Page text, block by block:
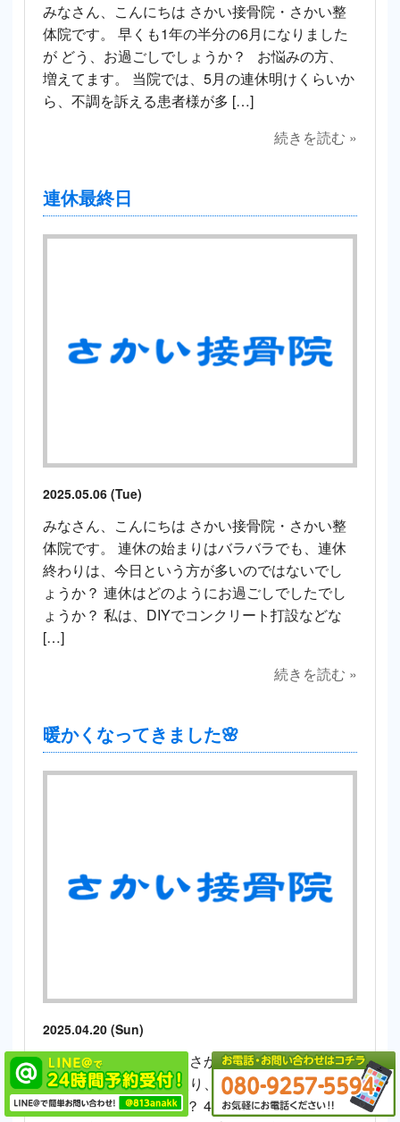
みなさん、こんにちは さかい接骨院・さかい整
体院です。 早くも1年の半分の6月になりました
が どう、お過ごしでしょうか？ お悩みの方、
増えてます。 当院では、5月の連休明けくらいか
ら、不調を訴える患者様が多 […]
続きを読む »
連休最終日
2025.05.06 (Tue)
みなさん、こんにちは さかい接骨院・さかい整
体院です。 連休の始まりはバラバラでも、連休
終わりは、今日という方が多いのではないでし
ょうか？ 連休はどのようにお過ごしでしたでし
ょうか？ 私は、DIYでコンクリート打設などな
[…]
続きを読む »
暖かくなってきました🌸
2025.04.20 (Sun)
みなさん、こんにちは さかい接骨院・さかい整
体院です。 新年度に入り、みなさんはどのよう
にお過ごしでしょうか？ 4月半ばころまでは、寒